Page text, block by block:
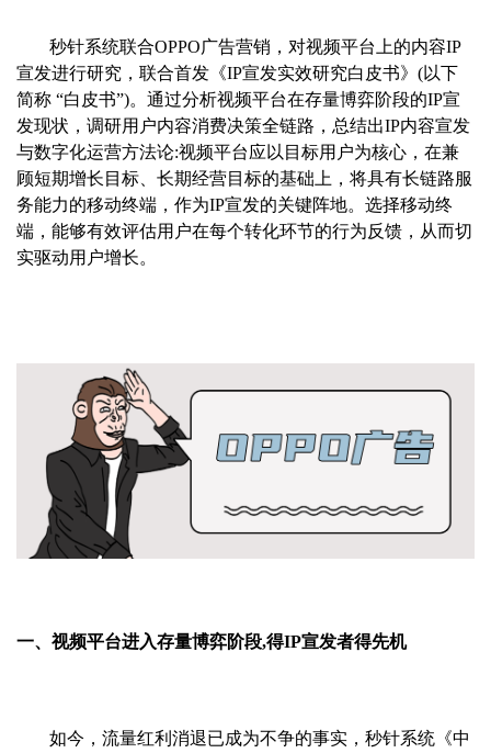
秒针系统联合OPPO广告营销，对视频平台上的内容IP
宣发进行研究，联合首发《IP宣发实效研究白皮书》(以下
简称 “白皮书”)。通过分析视频平台在存量博弈阶段的IP宣
发现状，调研用户内容消费决策全链路，总结出IP内容宣发
与数字化运营方法论:视频平台应以目标用户为核心，在兼
顾短期增长目标、长期经营目标的基础上，将具有长链路服
务能力的移动终端，作为IP宣发的关键阵地。选择移动终
端，能够有效评估用户在每个转化环节的行为反馈，从而切
实驱动用户增长。
一、视频平台进入存量博弈阶段,得IP宣发者得先机
如今，流量红利消退已成为不争的事实，秒针系统《中